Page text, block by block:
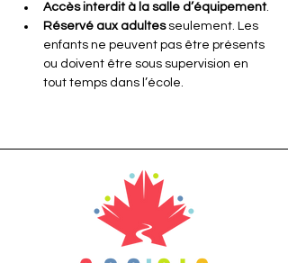
Accès interdit à la salle d’équipement.
Réservé aux adultes seulement. Les
enfants ne peuvent pas être présents
ou doivent être sous supervision en
tout temps dans l’école.